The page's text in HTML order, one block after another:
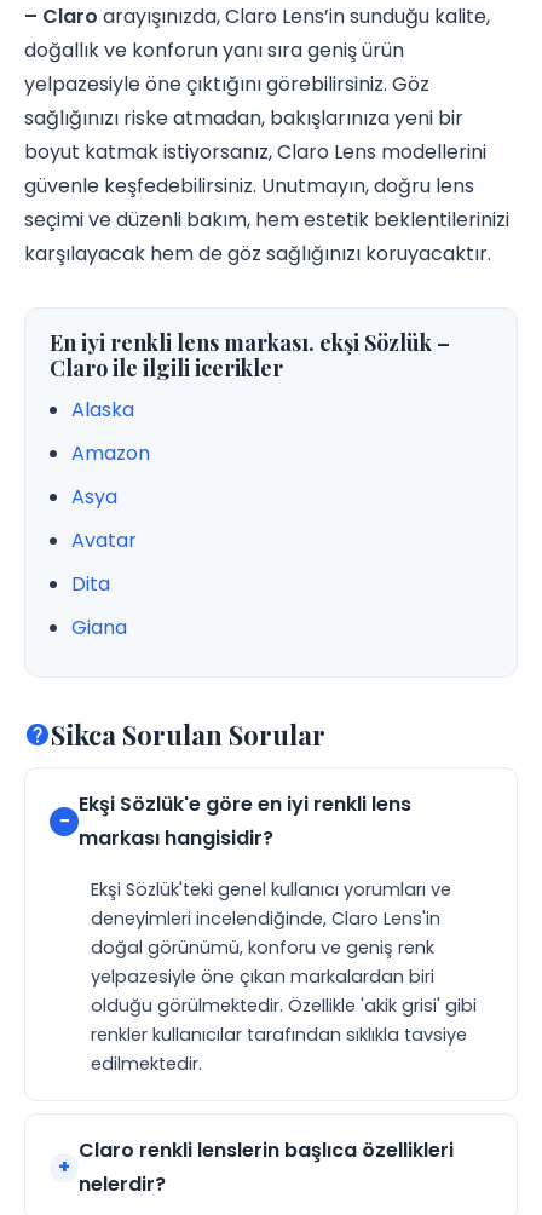
– Claro arayışınızda, Claro Lens’in sunduğu kalite,
doğallık ve konforun yanı sıra geniş ürün
yelpazesiyle öne çıktığını görebilirsiniz. Göz
sağlığınızı riske atmadan, bakışlarınıza yeni bir
boyut katmak istiyorsanız, Claro Lens modellerini
güvenle keşfedebilirsiniz. Unutmayın, doğru lens
seçimi ve düzenli bakım, hem estetik beklentilerinizi
karşılayacak hem de göz sağlığınızı koruyacaktır.
En iyi renkli lens markası. ekşi Sözlük –
Claro ile ilgili icerikler
Alaska
Amazon
Asya
Avatar
Dita
Giana
Sikca Sorulan Sorular
Ekşi Sözlük'e göre en iyi renkli lens
markası hangisidir?
Ekşi Sözlük'teki genel kullanıcı yorumları ve
deneyimleri incelendiğinde, Claro Lens'in
doğal görünümü, konforu ve geniş renk
yelpazesiyle öne çıkan markalardan biri
olduğu görülmektedir. Özellikle 'akik grisi' gibi
renkler kullanıcılar tarafından sıklıkla tavsiye
edilmektedir.
Claro renkli lenslerin başlıca özellikleri
nelerdir?